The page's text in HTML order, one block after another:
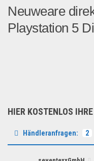
Neuweare
Playstation 5
HIER KOSTENLOS
Händleranfragen: 2